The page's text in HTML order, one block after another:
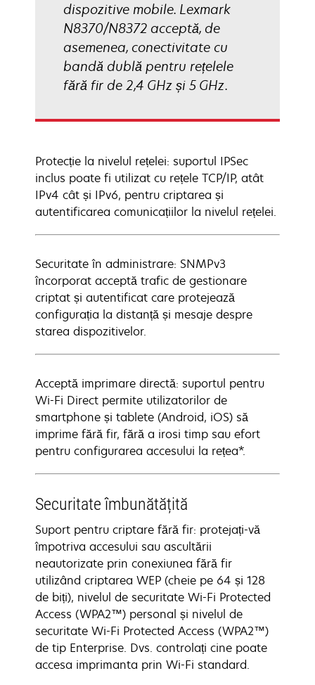
dispozitive mobile. Lexmark
N8370/N8372 acceptă, de
asemenea, conectivitate cu
bandă dublă pentru rețelele
fără fir de 2,4 GHz și 5 GHz.
Protecție la nivelul rețelei: suportul IPSec
inclus poate fi utilizat cu rețele TCP/IP, atât
IPv4 cât și IPv6, pentru criptarea și
autentificarea comunicațiilor la nivelul rețelei.
Securitate în administrare: SNMPv3
încorporat acceptă trafic de gestionare
criptat și autentificat care protejează
configurația la distanță și mesaje despre
starea dispozitivelor.
Acceptă imprimare directă: suportul pentru
Wi-Fi Direct permite utilizatorilor de
smartphone și tablete (Android, iOS) să
imprime fără fir, fără a irosi timp sau efort
pentru configurarea accesului la rețea*.
Securitate îmbunătățită
Suport pentru criptare fără fir: protejați-vă
împotriva accesului sau ascultării
neautorizate prin conexiunea fără fir
utilizând criptarea WEP (cheie pe 64 și 128
de biți), nivelul de securitate Wi-Fi Protected
Access (WPA2™) personal și nivelul de
securitate Wi-Fi Protected Access (WPA2™)
de tip Enterprise. Dvs. controlați cine poate
accesa imprimanta prin Wi-Fi standard.